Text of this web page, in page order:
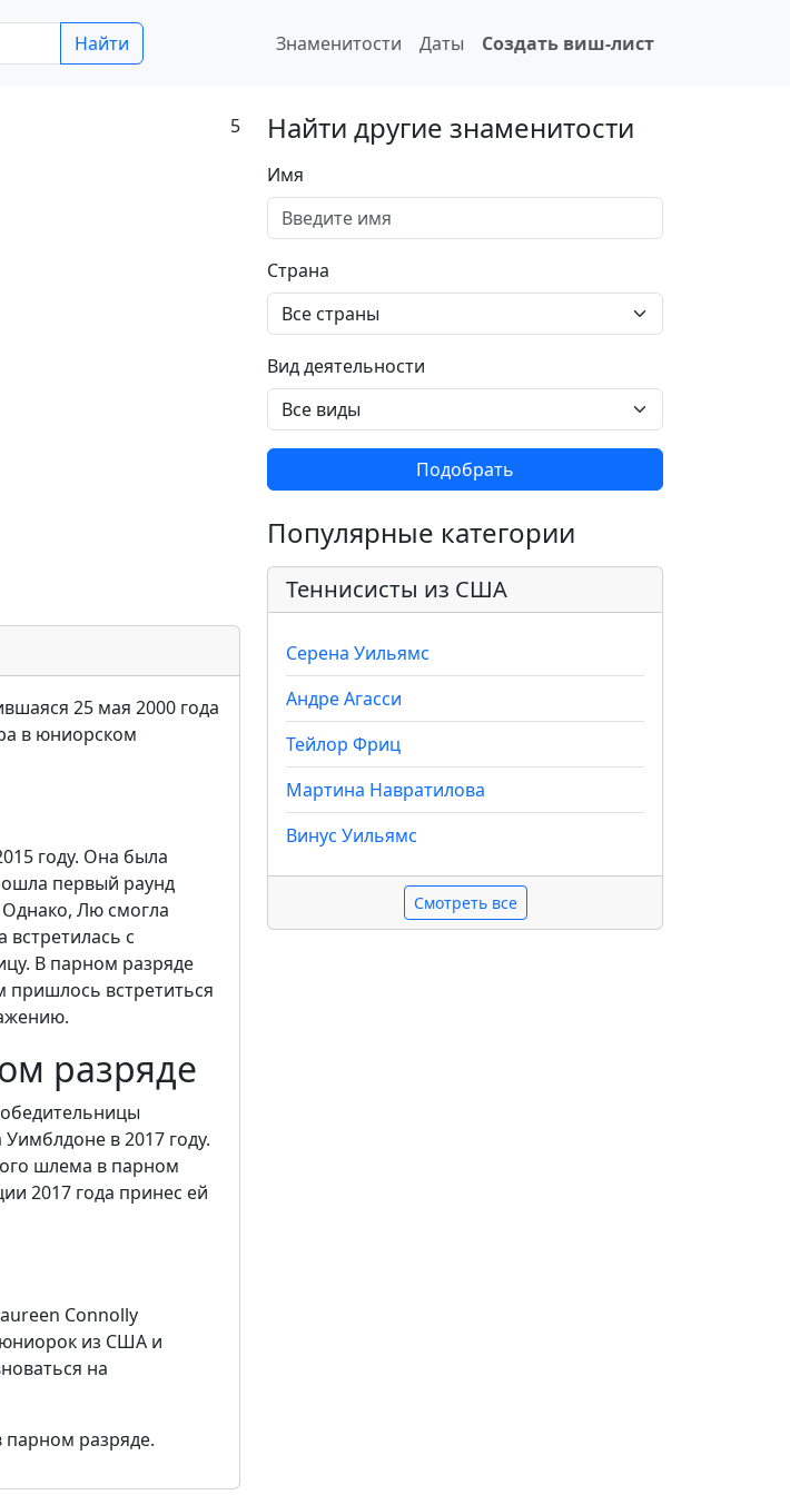
Найти Знаменитости Даты Создать виш-лист
5
25 мая 2000 года
в юниорском
году. Она была
первый раунд
Однако, Лю смогла
с
В парном разряде
встретиться
разряде
в 2017 году.
шлема в парном
2017 года принес ей
Connolly
из США и
на
парном разряде.
Найти другие знаменитости
Имя
Страна
Вид деятельности
Подобрать
Популярные категории
Теннисисты из США
Серена Уильямс
Андре Агасси
Тейлор Фриц
Мартина Навратилова
Винус Уильямс
Смотреть все